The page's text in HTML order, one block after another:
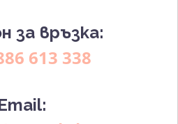
за връзка:
613 338